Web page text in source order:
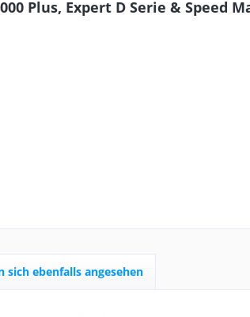
Plus, Expert D Serie & Speed
sich ebenfalls angesehen